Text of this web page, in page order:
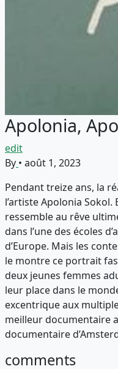
Apolonia,
edit
By • août 1, 2023
Pendant treize ans, la
l’artiste Apolonia Sokol.
ressemble au rêve
dans l’une des écoles
d’Europe. Mais les
le montre ce portrait
deux jeunes femmes
leur place dans le
excentrique aux
meilleur documentaire
documentaire
comments